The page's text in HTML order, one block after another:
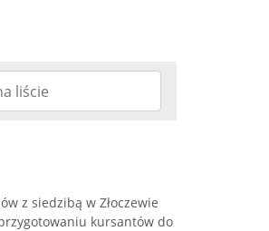
z siedzibą w Złoczewie
kursantów do